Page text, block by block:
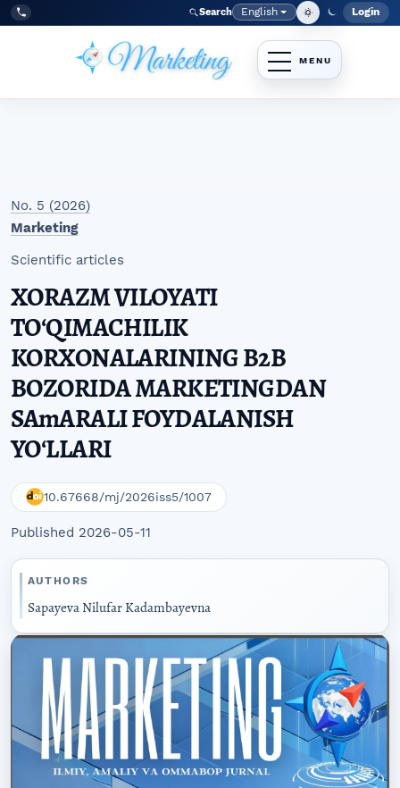
Skip to main navigation menu
Skip to main content
Skip to site footer
Tel:
+998977838464 Search Language
English Login
No. 5 (2026)
Marketing
Scientific articles
XORAZM VILOYATI
TOʻQIMACHILIK
KORXONALARINING B2B
BOZORIDA MARKETINGDAN
SAmARALI FOYDALANISH
YOʻLLARI
10.67668/mj/2026iss5/1007
Published 2026-05-11
AUTHORS
Sapayeva Nilufar Kadambayevna